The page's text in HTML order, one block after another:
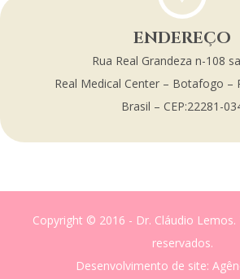
ENDEREÇO
Rua Real Grandeza n-108
Real Medical Center – Botafogo –
Brasil – CEP:22281-
Copyright © 2016 - Dr. Cláudio
reservados.
Desenvolvimento de site: